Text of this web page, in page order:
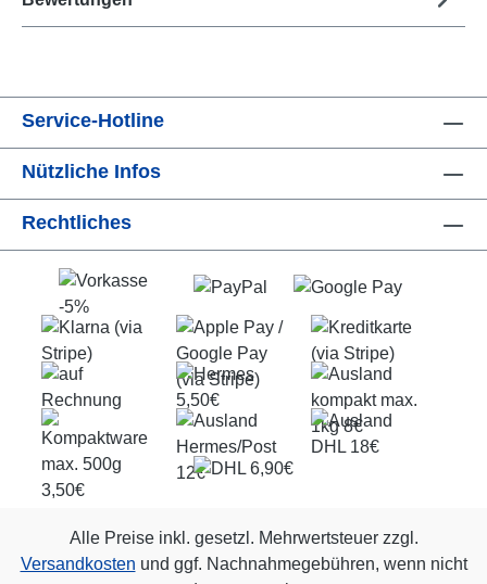
Service-Hotline
Nützliche Infos
Rechtliches
Alle Preise inkl. gesetzl. Mehrwertsteuer zzgl.
Versandkosten und ggf. Nachnahmegebühren, wenn nicht